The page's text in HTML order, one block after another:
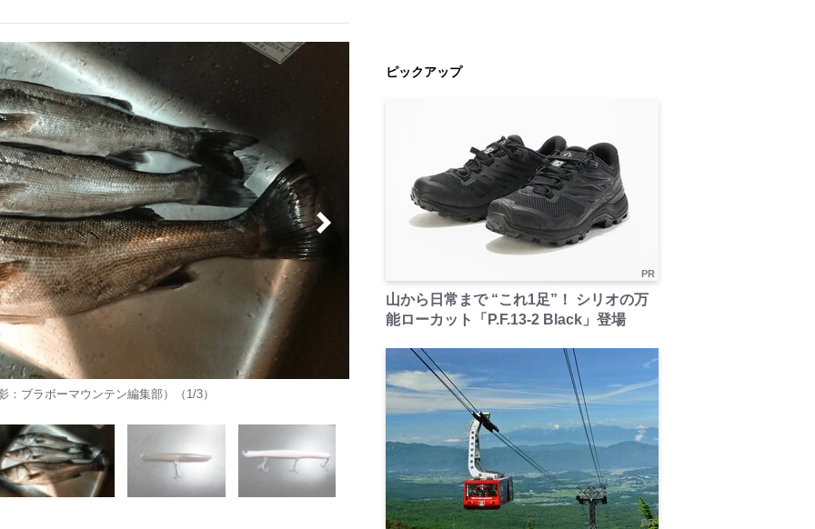
ブラボーマウンテン編集部）（1/3）
ピックアップ
PR
山から日常まで “これ1足”！ シリオの万
能ローカット「P.F.13-2 Black」登場
PR